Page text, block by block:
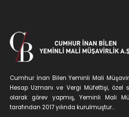
Cumhur İnan Bilen Yeminli Mali
Hesap Uzmanı ve Vergi Müfettişi, özel
olarak görev yapmış, Yeminli Mali
tarafından 2017 yılında kurulmuştur...